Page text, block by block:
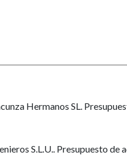
Hermanos SL.
S.L.U.. Presupuesto